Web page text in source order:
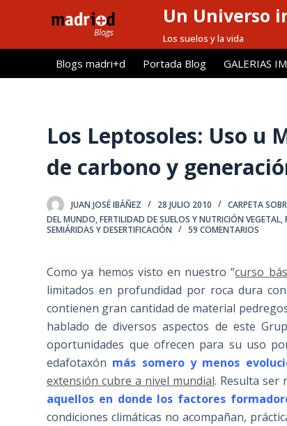
l
Un Universo
Los suelos y la vida
Blogs madri+d Portada Blog GALERIAS
Los Leptosoles: Uso u
de carbono y
JUAN JOSÉ IBÁÑEZ 28 JULIO 2010 CARPETA
DEL MUNDO,FERTILIDAD DE SUELOS Y NUTRICIÓN VEGETAL,
SEMIÁRIDAS Y DESERTIFICACIÓN
59 COMENTARIOS
Como ya hemos visto en nuestro “curso
limitados en profundidad por roca dura
contienen gran cantidad de material
hablado de diversos aspectos de este
oportunidades que ofrecen para su uso
edafotaxón más somero y menos
extensión cubre a nivel mundial. Resulta ser
aquellos en donde los factores
condiciones climáticas no acompañan,